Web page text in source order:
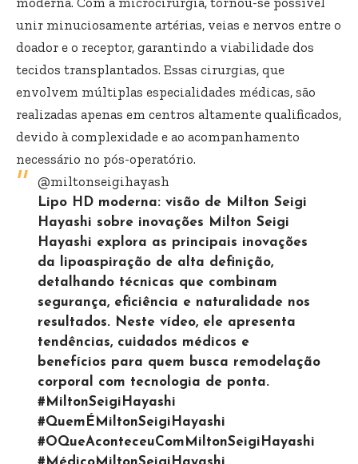
unir minuciosamente artérias, veias e nervos entre o
doador e o receptor, garantindo a viabilidade dos
tecidos transplantados. Essas cirurgias, que
envolvem múltiplas especialidades médicas, são
realizadas apenas em centros altamente qualificados,
devido à complexidade e ao acompanhamento
necessário no pós-operatório.
@miltonseigihayash
Lipo HD moderna: visão de Milton Seigi
Hayashi sobre inovações Milton Seigi
Hayashi explora as principais inovações
da lipoaspiração de alta definição,
detalhando técnicas que combinam
segurança, eficiência e naturalidade nos
resultados. Neste vídeo, ele apresenta
tendências, cuidados médicos e
benefícios para quem busca remodelação
corporal com tecnologia de ponta.
#MiltonSeigiHayashi
#QuemÉMiltonSeigiHayashi
#OQueAconteceuComMiltonSeigiHayashi